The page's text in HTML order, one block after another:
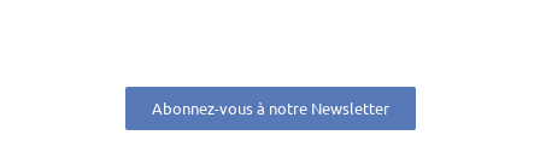
Abonnez-vous à notre Newsletter